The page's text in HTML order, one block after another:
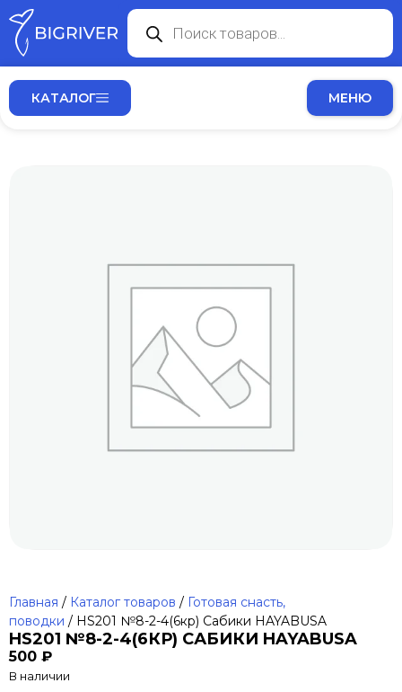
КАТАЛОГ МЕНЮ
Главная / Каталог товаров / Готовая снасть,
поводки / HS201 №8-2-4(6кр) Сабики HAYABUSA
HS201 №8-2-4(6КР) САБИКИ HAYABUSA
500 ₽
В наличии